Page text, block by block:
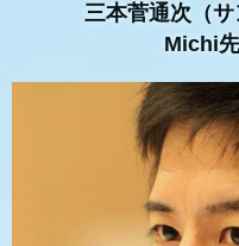
三本菅通次（サ
Michi